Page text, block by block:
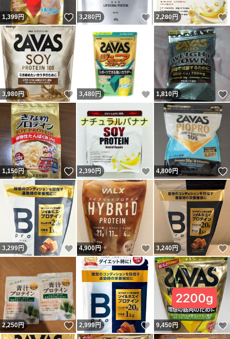
1,399円 いいね！
3,280 円 いいね！
2,280円
3,980円 いいね！
3,480 円 いいね！
1,810円
1,150円 いいね！
2,390円 いいね！
4,800円
3,299円 いいね！
4,900円 いいね！
3,240円
2,250円 いいね！
2,999円 いいね！
9,450円